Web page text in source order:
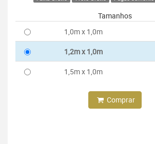
Tamanhos
1,0m x 1,0m
1,2m x 1,0m
1,5m x 1,0m
Comprar